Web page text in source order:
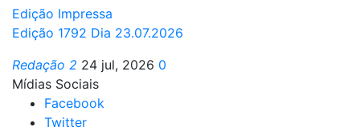
Edição Impressa
Edição 1792 Dia 23.07.2026
Redação 2 24 jul, 2026 0
Mídias Sociais
Facebook
Twitter